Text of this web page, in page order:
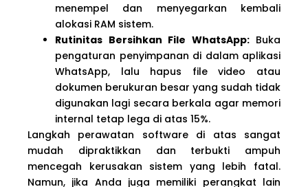
menempel dan menyegarkan kembali
alokasi RAM sistem.
Rutinitas Bersihkan File WhatsApp:Buka
pengaturan penyimpanan di dalam aplikasi
WhatsApp, lalu hapus file video atau
dokumen berukuran besar yang sudah tidak
digunakan lagi secara berkala agar memori
internal tetap lega di atas 15%.
Langkah perawatan software di atas sangat
mudah dipraktikkan dan terbukti ampuh
mencegah kerusakan sistem yang lebih fatal.
Namun, jika Anda juga memiliki perangkat lain